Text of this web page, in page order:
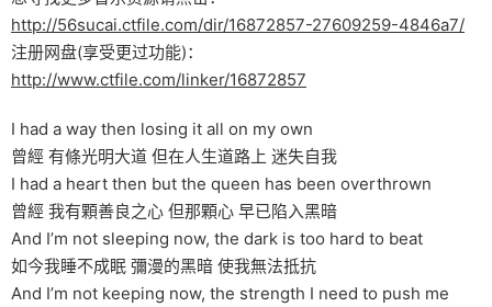
http://56sucai.ctfile.com/dir/16872857-27609259-4846a7/
注册网盘(享受更过功能)：
http://www.ctfile.com/linker/16872857
I had a way then losing it all on my own
曾經 有條光明大道 但在人生道路上 迷失自我
I had a heart then but the queen has been overthrown
曾經 我有顆善良之心 但那顆心 早已陷入黑暗
And I’m not sleeping now, the dark is too hard to beat
如今我睡不成眠 彌漫的黑暗 使我無法抵抗
And I’m not keeping now, the strength I need to push me